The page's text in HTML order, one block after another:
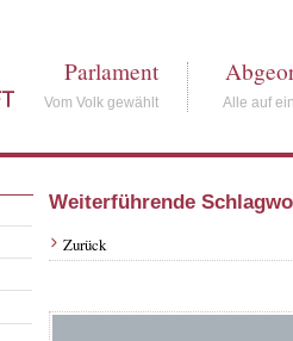
Parlament
Vom Volk gewählt Alle auf
Weiterführende
Zurück